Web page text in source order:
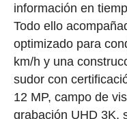
información en
Todo ello
optimizado para
km/h y una
sudor con
12 MP, campo de
grabación UHD 3K,